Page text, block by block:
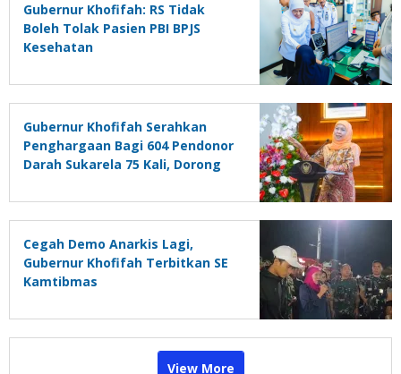
Gubernur Khofifah: RS Tidak
Boleh Tolak Pasien PBI BPJS
Kesehatan
Gubernur Khofifah Serahkan
Penghargaan Bagi 604 Pendonor
Darah Sukarela 75 Kali, Dorong
PMR
Cegah Demo Anarkis Lagi,
Gubernur Khofifah Terbitkan SE
Kamtibmas
View More